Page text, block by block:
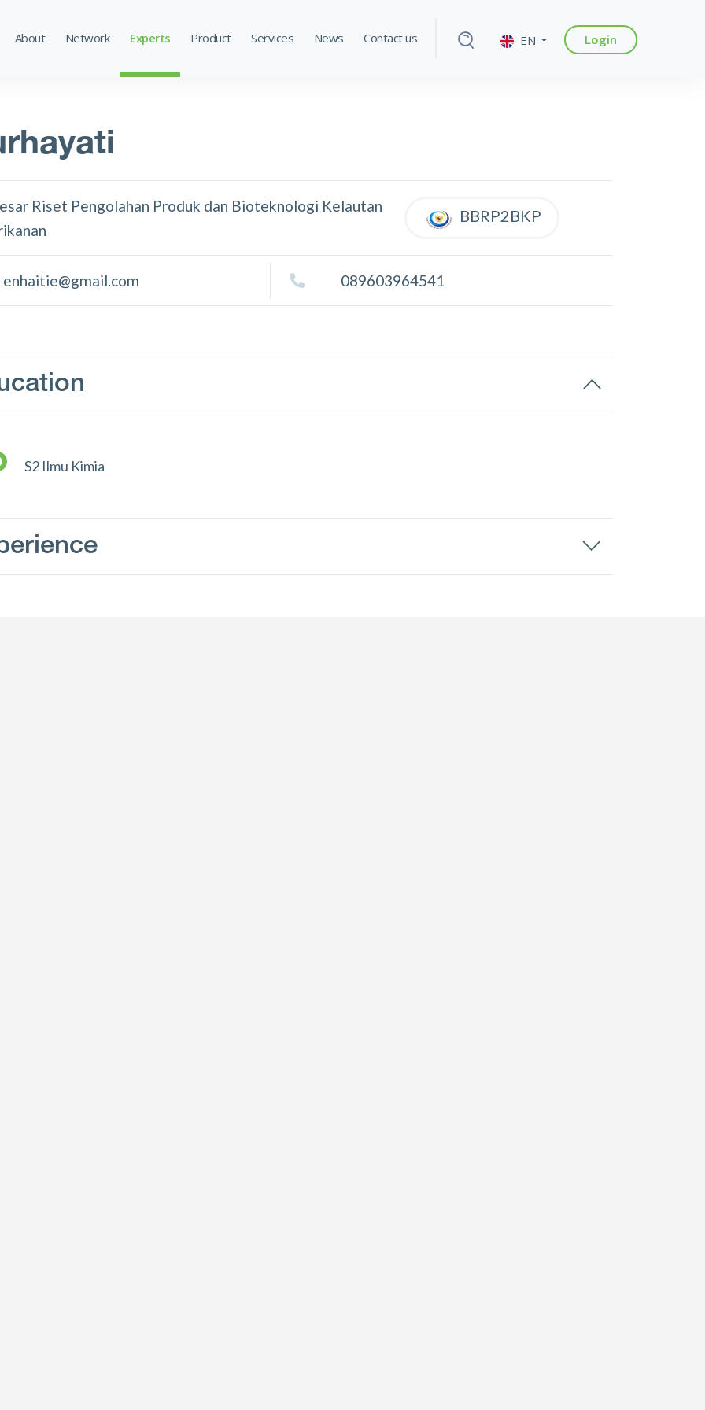
About Network Experts Product Services News Contact us EN Login
Riset Pengolahan Produk dan Bioteknologi Kelautan
BBRP2BKP
enhaitie@gmail.com 089603964541
S2 Ilmu Kimia